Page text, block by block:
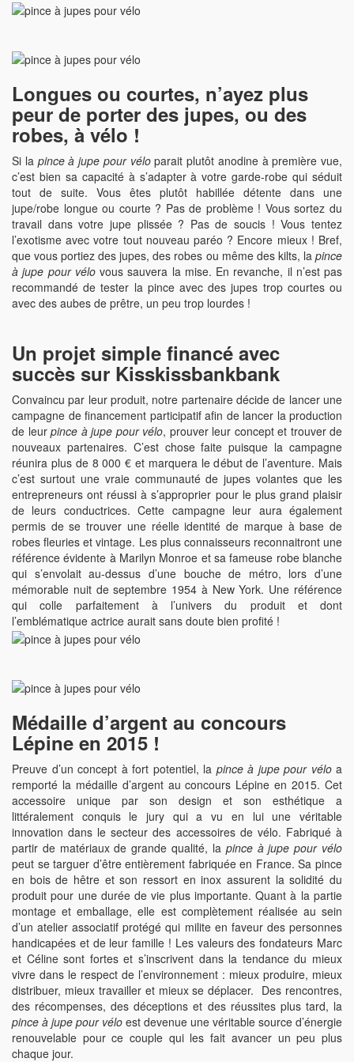
Longues ou courtes, n’ayez plus
peur de porter des jupes, ou des
robes, à vélo !
Si la pince à jupe pour véloparait plutôt anodine à première vue,
c’est bien sa capacité à s’adapter à votre garde-robe qui séduit
tout de suite. Vous êtes plutôt habillée détente dans une
jupe/robe longue ou courte ? Pas de problème ! Vous sortez du
travail dans votre jupe plissée ? Pas de soucis ! Vous tentez
l’exotisme avec votre tout nouveau paréo ? Encore mieux ! Bref,
que vous portiez des jupes, des robes ou même des kilts, la pince
à jupe pour vélovous sauvera la mise. En revanche, il n’est pas
recommandé de tester la pince avec des jupes trop courtes ou
avec des aubes de prêtre, un peu trop lourdes !
Un projet simple financé avec
succès sur Kisskissbankbank
Convaincu par leur produit, notre partenaire décide de lancer une
campagne de financement participatif afin de lancer la production
de leur pince à jupe pour vélo, prouver leur concept et trouver de
nouveaux partenaires. C’est chose faite puisque la campagne
réunira plus de 8 000 € et marquera le début de l’aventure. Mais
c’est surtout une vraie communauté de jupes volantes que les
entrepreneurs ont réussi à s’approprier pour le plus grand plaisir
de leurs conductrices. Cette campagne leur aura également
permis de se trouver une réelle identité de marque à base de
robes fleuries et vintage. Les plus connaisseurs reconnaitront une
référence évidente à Marilyn Monroe et sa fameuse robe blanche
qui s’envolait au-dessus d’une bouche de métro, lors d’une
mémorable nuit de septembre 1954 à New York. Une référence
qui colle parfaitement à l’univers du produit et dont
l’emblématique actrice aurait sans doute bien profité !
Médaille d’argent au concours
Lépine en 2015 !
Preuve d’un concept à fort potentiel, la pince à jupe pour véloa
remporté la médaille d’argent au concours Lépine en 2015. Cet
accessoire unique par son design et son esthétique a
littéralement conquis le jury qui a vu en lui une véritable
innovation dans le secteur des accessoires de vélo. Fabriqué à
partir de matériaux de grande qualité, la pince à jupe pour vélo
peut se targuer d’être entièrement fabriquée en France. Sa pince
en bois de hêtre et son ressort en inox assurent la solidité du
produit pour une durée de vie plus importante. Quant à la partie
montage et emballage, elle est complètement réalisée au sein
d’un atelier associatif protégé qui milite en faveur des personnes
handicapées et de leur famille ! Les valeurs des fondateurs Marc
et Céline sont fortes et s’inscrivent dans la tendance du mieux
vivre dans le respect de l’environnement : mieux produire, mieux
distribuer, mieux travailler et mieux se déplacer. Des rencontres,
des récompenses, des déceptions et des réussites plus tard, la
pince à jupe pour vélo est devenue une véritable source d’énergie
renouvelable pour ce couple qui les fait avancer un peu plus
chaque jour.